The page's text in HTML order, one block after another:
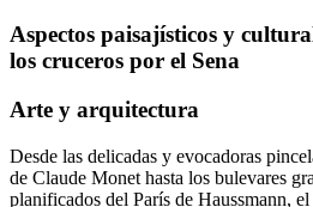
Aspectos paisajísticos y
los cruceros por el Sena
Arte y arquitectura
Desde las delicadas y evocadoras
de Claude Monet hasta los bulevares
planificados del París de Haussmann,